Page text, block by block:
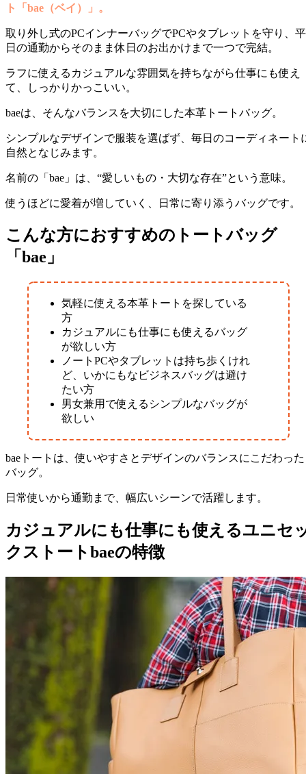
ト「bae（ベイ）」。
取り外し式のPCインナーバッグでPCやタブレットを守り、平
日の通勤からそのまま休日のお出かけまで一つで完結。
ラフに使えるカジュアルな雰囲気を持ちながら仕事にも使え
て、しっかりかっこいい。
baeは、そんなバランスを大切にした本革トートバッグ。
シンプルなデザインで服装を選ばず、毎日のコーディネート
自然となじみます。
名前の「bae」は、“愛しいもの・大切な存在”という意味。
使うほどに愛着が増していく、日常に寄り添うバッグです。
こんな方におすすめのトートバッグ
「bae」
気軽に使える本革トートを探している
方
カジュアルにも仕事にも使えるバッグ
が欲しい方
ノートPCやタブレットは持ち歩くけれ
ど、いかにもなビジネスバッグは避け
たい方
男女兼用で使えるシンプルなバッグが
欲しい
baeトートは、使いやすさとデザインのバランスにこだわった
バッグ。
日常使いから通勤まで、幅広いシーンで活躍します。
カジュアルにも仕事にも使えるユニセ
クストートbaeの特徴